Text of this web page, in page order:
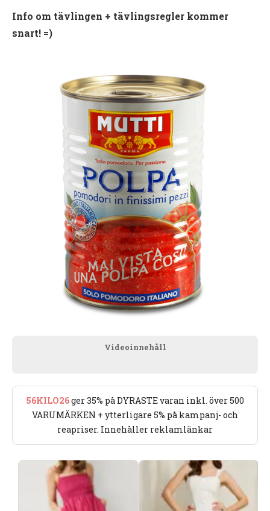
Info om tävlingen + tävlingsregler kommer
snart! =)
Videoinnehåll
56KILO26ger 35% på DYRASTE varan inkl. över 500
VARUMÄRKEN + ytterligare 5% på kampanj- och
reapriser. Innehåller reklamlänkar